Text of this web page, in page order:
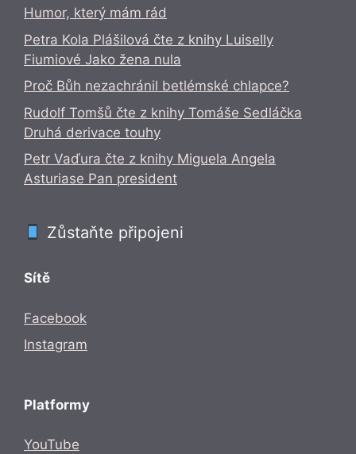
Humor, který mám rád
Petra Kola Plášilová čte z knihy Luiselly
Fiumiové Jako žena nula
Proč Bůh nezachránil betlémské chlapce?
Rudolf Tomšů čte z knihy Tomáše Sedláčka
Druhá derivace touhy
Petr Vaďura čte z knihy Miguela Angela
Asturiase Pan president
Zůstaňte připojeni
Sítě
Facebook
Instagram
Platformy
YouTube